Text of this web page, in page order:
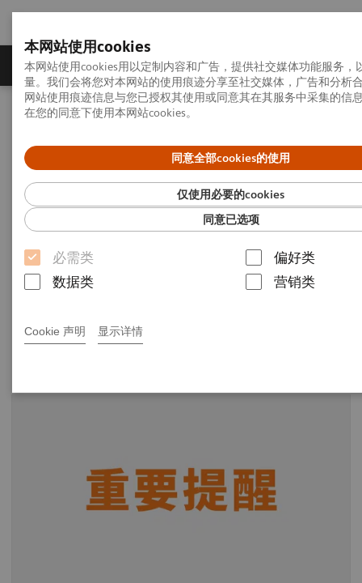
本网站使用cookies
本网站使用cookies用以定制内容和广告，提供社交媒体功能服务，
量。我们会将您对本网站的使用痕迹分享至社交媒体，广告和分析
网站使用痕迹信息与您已授权其使用或同意其在其服务中采集的信
在您的同意下使用本网站cookies。
同意全部cookies的使用
仅使用必要的cookies
同意已选项
必需类
偏好类
数据类
营销类
Cookie 声明 显示详情
产品一览 疾病与临床解决方案 相关信息
首页 新闻中心
新闻中心
Filter (196 items)